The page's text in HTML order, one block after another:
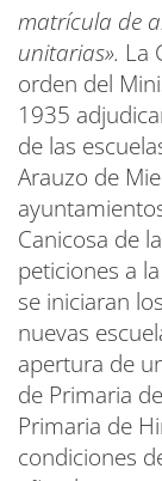
matrícula de
unitarias». La
orden del
1935
de las
Arauzo de
Canicosa de
peticiones a
se iniciaran
nuevas
apertura de
de Primaria
Primaria de
condiciones